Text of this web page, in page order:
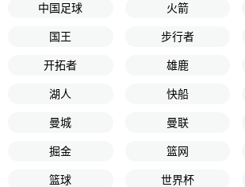
中国足球 火箭
国王 步行者
开拓者 雄鹿
湖人 快船
曼城 曼联
掘金 篮网
篮球 世界杯